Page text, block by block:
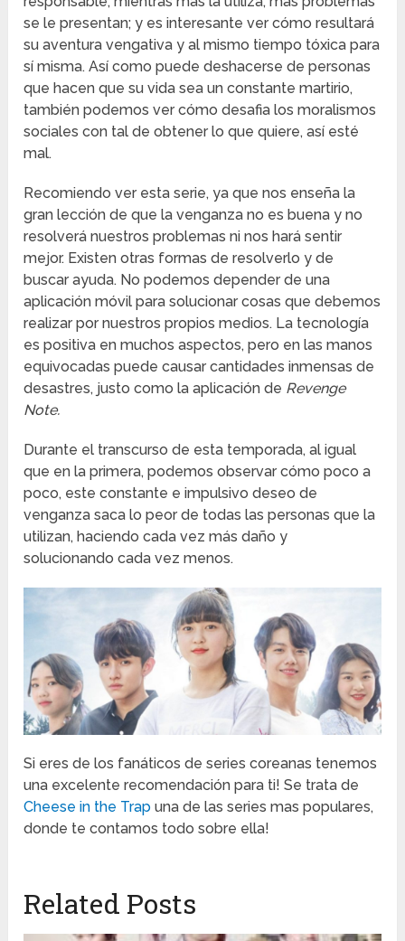
se le presentan; y es interesante ver cómo resultará
su aventura vengativa y al mismo tiempo tóxica para
sí misma. Así como puede deshacerse de personas
que hacen que su vida sea un constante martirio,
también podemos ver cómo desafia los moralismos
sociales con tal de obtener lo que quiere, así esté
mal.
Recomiendo ver esta serie, ya que nos enseña la
gran lección de que la venganza no es buena y no
resolverá nuestros problemas ni nos hará sentir
mejor. Existen otras formas de resolverlo y de
buscar ayuda. No podemos depender de una
aplicación móvil para solucionar cosas que debemos
realizar por nuestros propios medios. La tecnología
es positiva en muchos aspectos, pero en las manos
equivocadas puede causar cantidades inmensas de
desastres, justo como la aplicación de Revenge
Note.
Durante el transcurso de esta temporada, al igual
que en la primera, podemos observar cómo poco a
poco, este constante e impulsivo deseo de
venganza saca lo peor de todas las personas que la
utilizan, haciendo cada vez más daño y
solucionando cada vez menos.
Si eres de los fanáticos de series coreanas tenemos
una excelente recomendación para ti! Se trata de
Cheese in the Trap una de las series mas populares,
donde te contamos todo sobre ella!
Related Posts